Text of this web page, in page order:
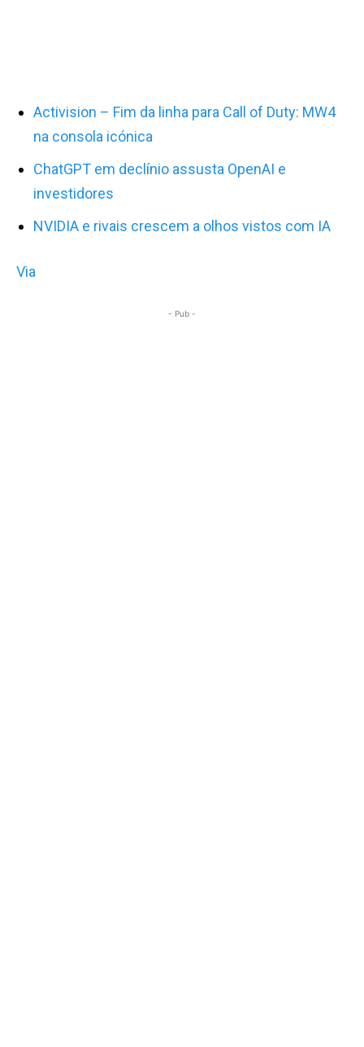
Activision – Fim da linha para Call of Duty: MW4
na consola icónica
ChatGPT em declínio assusta OpenAI e
investidores
NVIDIA e rivais crescem a olhos vistos com IA
Via
- Pub -